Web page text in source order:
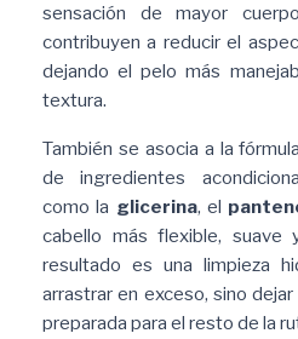
sensación de mayor
contribuyen a reducir el
dejando el pelo más
textura.
También se asocia a la
de ingredientes
como la glicerina, el
cabello más flexible, suave
resultado es una limpieza
arrastrar en exceso, sino
preparada para el resto de la